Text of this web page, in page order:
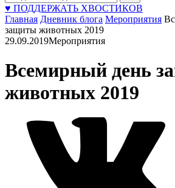
♥ ПОДДЕРЖАТЬ ХВОСТИКОВ
Главная Дневник блога Мероприятия
защиты животных 2019
29.09.2019Мероприятия
Всемирный день
животных 2019